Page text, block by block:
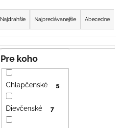
Najdrahšie Najpredávanejšie Abecedne
Pre koho
Chlapčenské 5
Dievčenské 7